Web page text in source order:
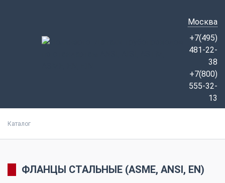
Москва
+7(495)
481-22-
38
+7(800)
555-32-
13
Каталог
ФЛАНЦЫ СТАЛЬНЫЕ (ASME, ANSI, EN)